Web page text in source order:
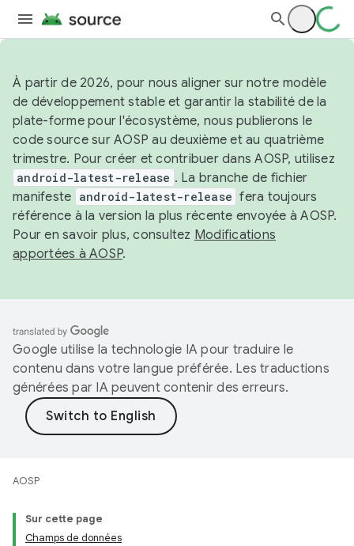
À partir de 2026, pour nous aligner sur notre modèle
de développement stable et garantir la stabilité de la
plate-forme pour l'écosystème, nous publierons le
code source sur AOSP au deuxième et au quatrième
trimestre. Pour créer et contribuer dans AOSP, utilisez
android-latest-release . La branche de fichier
manifeste android-latest-release fera toujours
référence à la version la plus récente envoyée à AOSP.
Pour en savoir plus, consultez Modifications
apportées à AOSP.
Google utilise la technologie IA pour traduire le
contenu dans votre langue préférée. Les traductions
générées par IA peuvent contenir des erreurs.
AOSP
Sur cette page
Champs de données